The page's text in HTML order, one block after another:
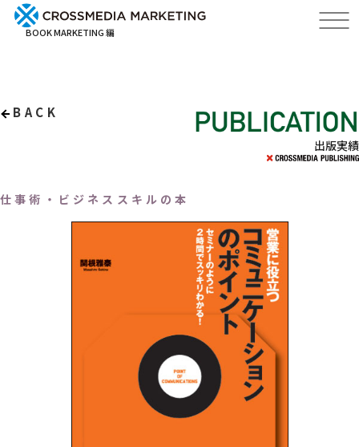
BOOK MARKETING 編
BACK
出版実績
仕事術・ビジネススキルの本